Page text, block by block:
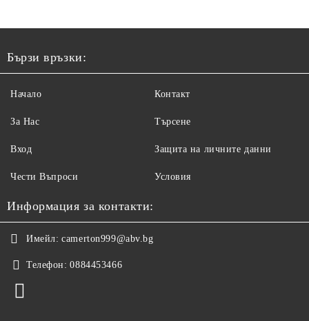
Бързи връзки:
Начало
За Нас
Вход
Чести Въпроси
Контакт
Търсене
Защита на личните данни
Условия
Информация за контакти:
Имейл: camerton999@abv.bg
Телефон: 0884453466